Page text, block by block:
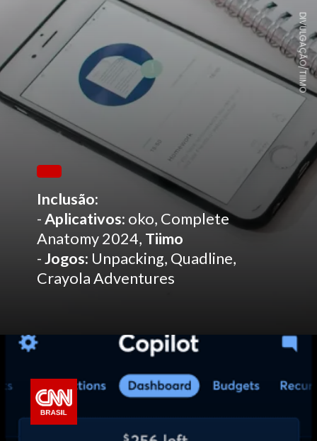
Inclusão:
-Aplicativos: oko, Complete
Anatomy 2024, Tiimo
-Jogos: Unpacking, Quadline,
Crayola Adventures
DIVULGAÇÃO/TIIMO